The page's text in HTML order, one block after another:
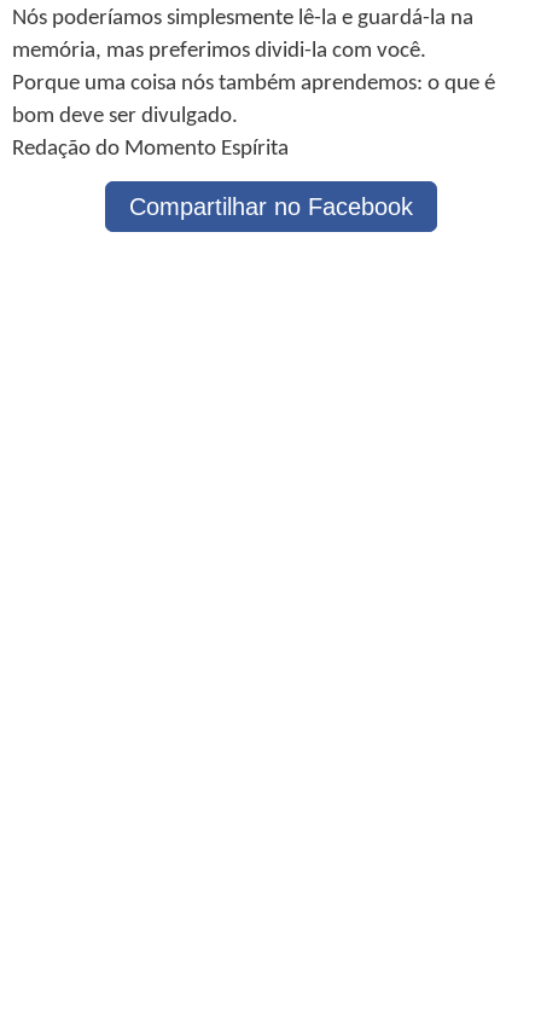
Nós poderíamos simplesmente lê-la e guardá-la na
memória, mas preferimos dividi-la com você.
Porque uma coisa nós também aprendemos: o que é
bom deve ser divulgado.
Redação do Momento Espírita
Compartilhar no Facebook